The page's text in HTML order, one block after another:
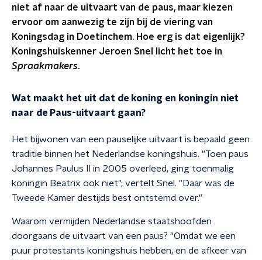
niet af naar de uitvaart van de paus, maar kiezen
ervoor om aanwezig te zijn bij de viering van
Koningsdag in Doetinchem. Hoe erg is dat eigenlijk?
Koningshuiskenner Jeroen Snel licht het toe in
Spraakmakers.
Wat maakt het uit dat de koning en koningin niet
naar de Paus-uitvaart gaan?
Het bijwonen van een pauselijke uitvaart is bepaald geen
traditie binnen het Nederlandse koningshuis. "Toen paus
Johannes Paulus II in 2005 overleed, ging toenmalig
koningin Beatrix ook niet", vertelt Snel. "Daar was de
Tweede Kamer destijds best ontstemd over."
Waarom vermijden Nederlandse staatshoofden
doorgaans de uitvaart van een paus? "Omdat we een
puur protestants koningshuis hebben, en de afkeer van